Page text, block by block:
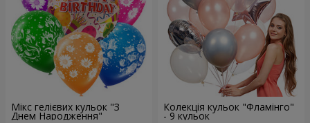
Мікс гелієвих кульок "З
Днем Народження"
Колекція кульок "Фламінго"
- 9 кульок